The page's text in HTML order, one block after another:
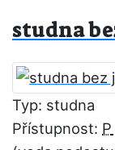
studna
Typ: studna
Přístupnost: P